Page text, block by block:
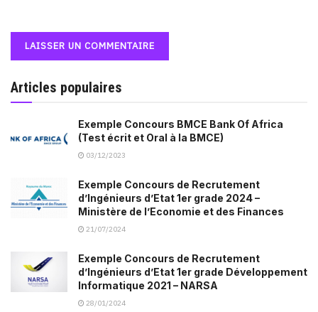
Articles populaires
Exemple Concours BMCE Bank Of Africa
(Test écrit et Oral à la BMCE)
03/12/2023
Exemple Concours de Recrutement
d’Ingénieurs d’Etat 1er grade 2024 –
Ministère de l’Economie et des Finances
21/07/2024
Exemple Concours de Recrutement
d’Ingénieurs d’Etat 1er grade Développement
Informatique 2021 – NARSA
28/01/2024